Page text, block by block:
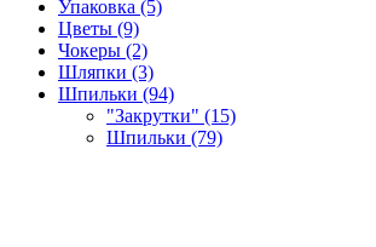
Упаковка (5)
Цветы (9)
Чокеры (2)
Шляпки (3)
Шпильки (94)
"Закрутки" (15)
Шпильки (79)